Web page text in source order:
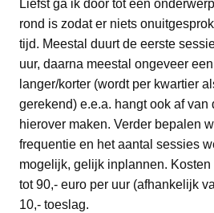
Liefst ga ik door tot een
rond is zodat er niets
tijd. Meestal duurt de eerste
uur, daarna meestal ongeveer
langer/korter (wordt per kwartier
gerekend) e.e.a. hangt ook af van
hierover maken. Verder bepalen
frequentie en het aantal sessies
mogelijk, gelijk inplannen.
tot 90,- euro per uur (afhankelijk
10,- toeslag.